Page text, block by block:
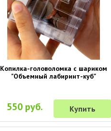
Копилка-головоломка с шариком
"Объемный лабиринт-куб"
550 руб. Купить